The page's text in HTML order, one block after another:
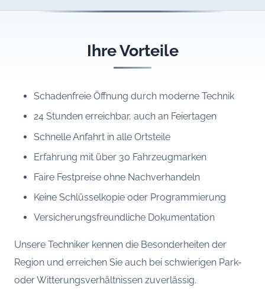
Ihre Vorteile
Schadenfreie Öffnung durch moderne Technik
24 Stunden erreichbar, auch an Feiertagen
Schnelle Anfahrt in alle Ortsteile
Erfahrung mit über 30 Fahrzeugmarken
Faire Festpreise ohne Nachverhandeln
Keine Schlüsselkopie oder Programmierung
Versicherungsfreundliche Dokumentation
Unsere Techniker kennen die Besonderheiten der
Region und erreichen Sie auch bei schwierigen Park-
oder Witterungsverhältnissen zuverlässig.